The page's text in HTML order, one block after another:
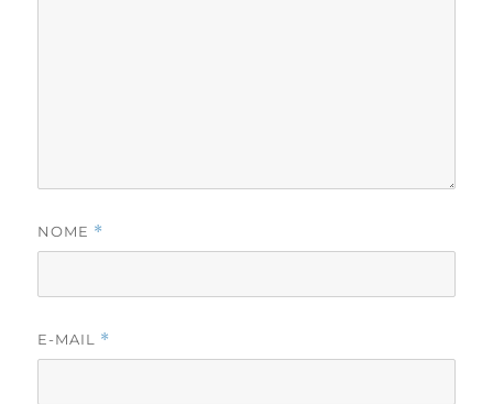
NOME *
E-MAIL *